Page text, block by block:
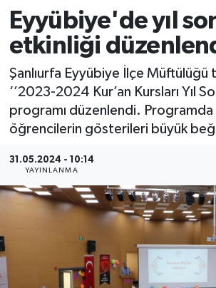
Eyyübiye'de yıl
etkinliği
Şanlıurfa Eyyübiye İlçe Müftülüğü
‘’2023-2024 Kur’an Kursları Yıl
programı düzenlendi. Programda
öğrencilerin gösterileri büyük
31.05.2024 - 10:14
YAYINLANMA
Gündem
Kültür
Magazin
Tüm Manşetler
Son Dakika Haberleri
Haber Arşivi